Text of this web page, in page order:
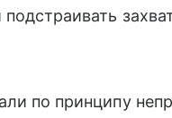
по принципу